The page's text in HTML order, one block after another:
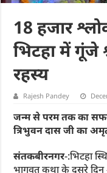
18 हजार
भिटहा में गूंजे
रहस्य
Rajesh Pandey
जन्म से परम तक का
त्रिभुवन दास जी का
संतकबीरनगर-:भिटहा
भागवत कथा के दूसरे